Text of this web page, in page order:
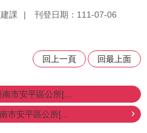
課
刊登日期：111-07-06
回上一頁 回最上面
南市安平區公所[...
市安平區公所[...